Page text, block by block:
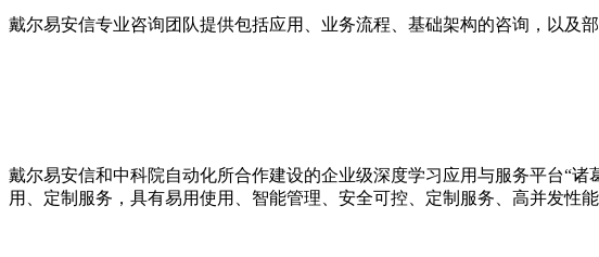
戴尔易安信专业咨询团队提供包括应用、业务流程、基础架构的咨询，以及
戴尔易安信和中科院自动化所合作建设的企业级深度学习应用与服务平台“
用、定制服务，具有易用使用、智能管理、安全可控、定制服务、高并发性